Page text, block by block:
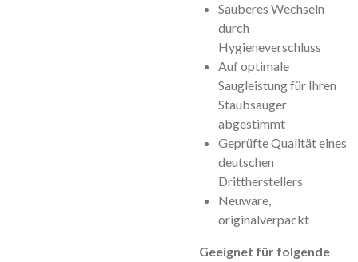
Sauberes Wechseln
durch
Hygieneverschluss
Auf optimale
Saugleistung für Ihren
Staubsauger
abgestimmt
Geprüfte Qualität eines
deutschen
Drittherstellers
Neuware,
originalverpackt
Geeignet für folgende